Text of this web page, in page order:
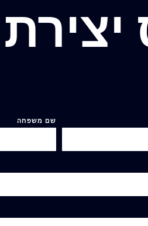
שם משפחה